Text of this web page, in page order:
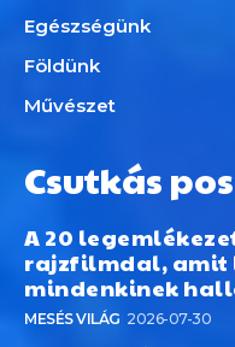
Egészségünk
Földünk
Művészet
Csutkás
A 20
rajzfilmdal, amit
mindenkinek
MESÉS VILÁG 2026-07-30